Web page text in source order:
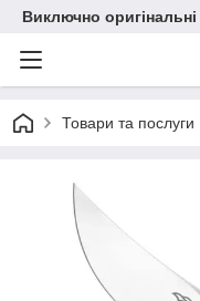
Виключно
Товари та послуги